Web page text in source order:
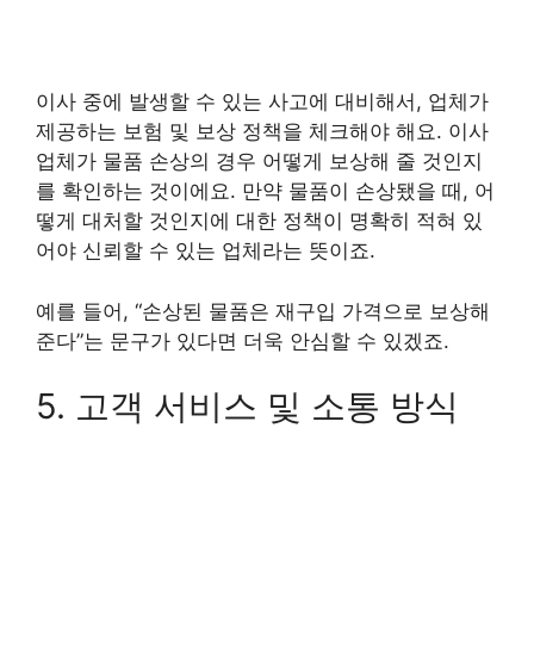
이사 중에 발생할 수 있는 사고에 대비해서, 업체가
제공하는 보험 및 보상 정책을 체크해야 해요. 이사
업체가 물품 손상의 경우 어떻게 보상해 줄 것인지
를 확인하는 것이에요. 만약 물품이 손상됐을 때, 어
떻게 대처할 것인지에 대한 정책이 명확히 적혀 있
어야 신뢰할 수 있는 업체라는 뜻이죠.
예를 들어, “손상된 물품은 재구입 가격으로 보상해
준다”는 문구가 있다면 더욱 안심할 수 있겠죠.
5. 고객 서비스 및 소통 방식